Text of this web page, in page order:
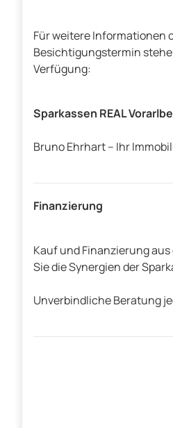
Für weitere Informationen
Besichtigungstermin
Verfügung:
Sparkassen REAL
Bruno Ehrhart – Ihr
Finanzierung
Kauf und Finanzierung
Sie die Synergien der
Unverbindliche Beratung